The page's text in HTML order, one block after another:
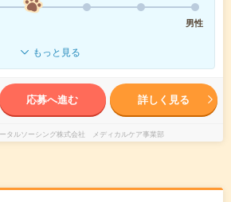
男性
もっと見る
応募へ進む 詳しく見る
タルソーシング株式会社 メディカルケア事業部